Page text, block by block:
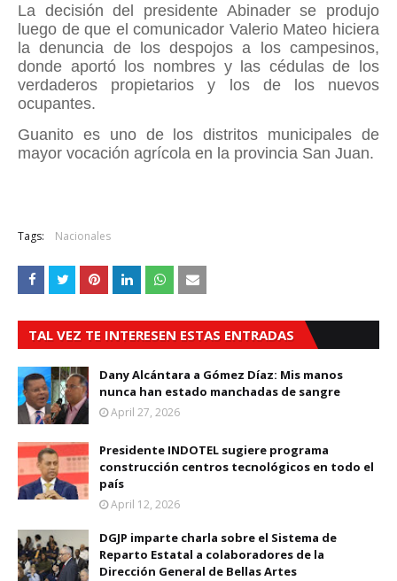
La decisión del presidente Abinader se produjo
luego de que el comunicador Valerio Mateo hiciera
la denuncia de los despojos a los campesinos,
donde aportó los nombres y las cédulas de los
verdaderos propietarios y los de los nuevos
ocupantes.
Guanito es uno de los distritos municipales de
mayor vocación agrícola en la provincia San Juan.
Tags: Nacionales
TAL VEZ TE INTERESEN ESTAS ENTRADAS
Dany Alcántara a Gómez Díaz: Mis manos
nunca han estado manchadas de sangre
April 27, 2026
Presidente INDOTEL sugiere programa
construcción centros tecnológicos en todo el
país
April 12, 2026
DGJP imparte charla sobre el Sistema de
Reparto Estatal a colaboradores de la
Dirección General de Bellas Artes